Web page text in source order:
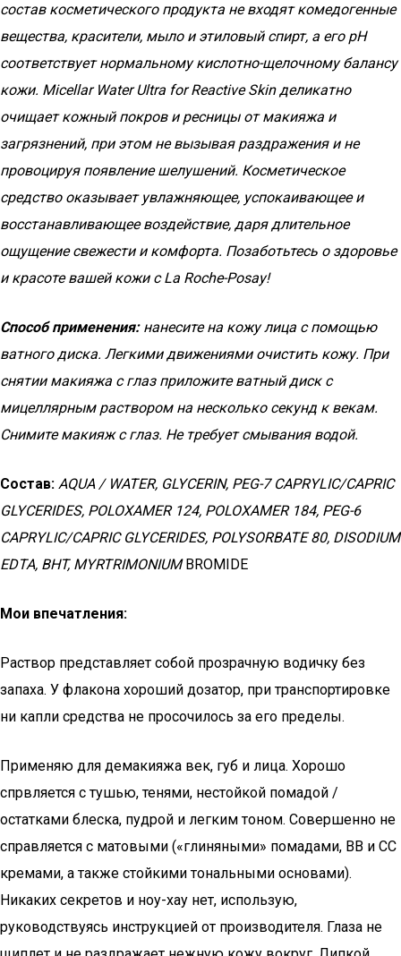
состав косметического продукта не входят комедогенные
вещества, красители, мыло и этиловый спирт, а его pH
соответствует нормальному кислотно-щелочному балансу
кожи. Micellar Water Ultra for Reactive Skin деликатно
очищает кожный покров и ресницы от макияжа и
загрязнений, при этом не вызывая раздражения и не
провоцируя появление шелушений. Косметическое
средство оказывает увлажняющее, успокаивающее и
восстанавливающее воздействие, даря длительное
ощущение свежести и комфорта. Позаботьтесь о здоровье
и красоте вашей кожи с La Roche-Posay!
Способ применения:нанесите на кожу лица с помощью
ватного диска. Легкими движениями очистить кожу. При
снятии макияжа с глаз приложите ватный диск с
мицеллярным раствором на несколько секунд к векам.
Снимите макияж с глаз. Не требует смывания водой.
Состав: AQUA / WATER, GLYCERIN, PEG-7 CAPRYLIC/CAPRIC
GLYCERIDES, POLOXAMER 124, POLOXAMER 184, PEG-6
CAPRYLIC/CAPRIC GLYCERIDES, POLYSORBATE 80, DISODIUM
EDTA, BHT, MYRTRIMONIUMBROMIDE
Мои впечатления:
Раствор представляет собой прозрачную водичку без
запаха. У флакона хороший дозатор, при транспортировке
ни капли средства не просочилось за его пределы.
Применяю для демакияжа век, губ и лица. Хорошо
спрвляется с тушью, тенями, нестойкой помадой /
остатками блеска, пудрой и легким тоном. Совершенно не
справляется с матовыми («глиняными» помадами, ВВ и СС
кремами, а также стойкими тональными основами).
Никаких секретов и ноу-хау нет, использую,
руководствуясь инструкцией от производителя. Глаза не